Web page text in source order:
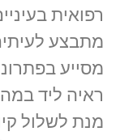
רפואית
מתבצע
מסייע
ראיה ליד
מנת לשלול